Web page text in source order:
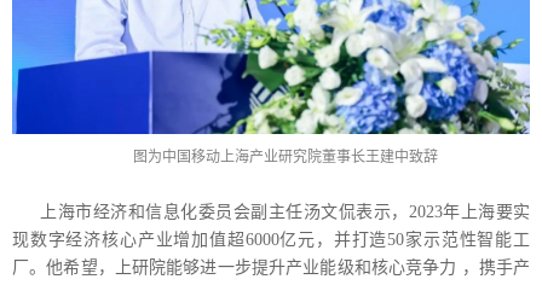
图为中国移动上海产业研究院董事长王建中致辞
上海市经济和信息化委员会副主任汤文侃表示，2023年上海要实
现数字经济核心产业增加值超6000亿元，并打造50家示范性智能工
厂。他希望，上研院能够进一步提升产业能级和核心竞争力 ，携手产